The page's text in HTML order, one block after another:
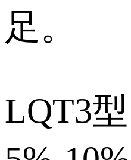
足。
LQT3